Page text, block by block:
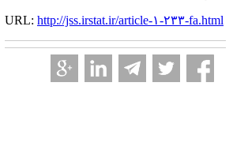
URL: http://jss.irstat.ir/article-۱-۲۳۳-fa.html